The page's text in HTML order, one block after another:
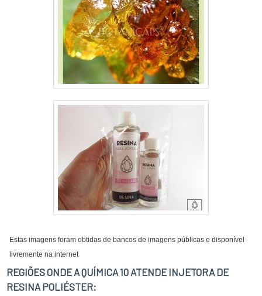
Estas imagens foram obtidas de bancos de imagens públicas e disponível
livremente na internet
REGIÕES ONDE A QUÍMICA 10 ATENDE INJETORA DE
RESINA POLIÉSTER: